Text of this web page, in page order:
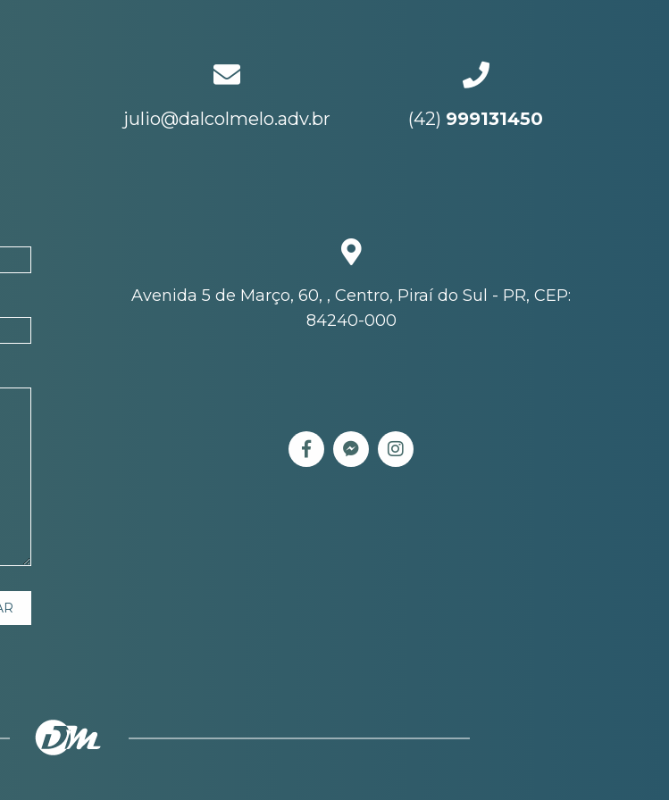
julio@dalcolmelo.adv.br (42) 999131450
Avenida 5 de Março, 60, , Centro, Piraí do Sul - PR, CEP:
84240-000